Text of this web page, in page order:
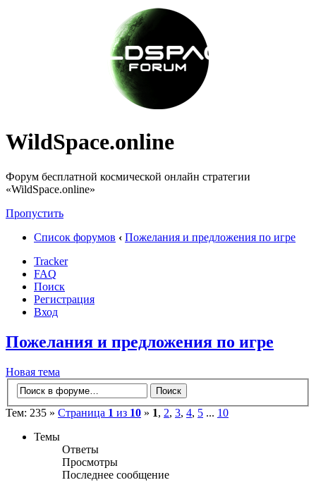
WildSpace.online
Форум бесплатной космической онлайн стратегии
«WildSpace.online»
Пропустить
Список форумов ‹ Пожелания и предложения по игре
Tracker
FAQ
Поиск
Регистрация
Вход
Пожелания и предложения по игре
Новая тема
Тем: 235 » Страница 1 из 10 » 1, 2, 3, 4, 5 ... 10
Темы
Ответы
Просмотры
Последнее сообщение